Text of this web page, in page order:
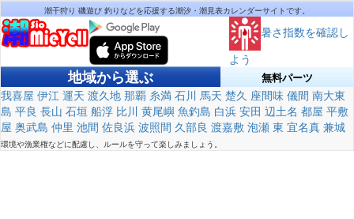
潮干狩り 磯遊び 釣りなどを応援する潮汐・潮見表カレンダーサイトです。
暑さ指数を確認し
よう
地域から選ぶ 無料パーツ
我喜屋 伊江 運天 渡久地 那覇 糸満 石川 馬天 楚久 座間味 儀間 南大東
島 平良 長山 石垣 船浮 比川 黄尾嶼 魚釣島 白浜 安田 辺土名 都屋 平敷
屋 奥武島 仲里 池間 佐良浜 波照間 久部良 渡嘉敷 泡瀬 東 宜名真 兼城
環境や漁業権などに配慮し、ルールを守って楽しみましょう。